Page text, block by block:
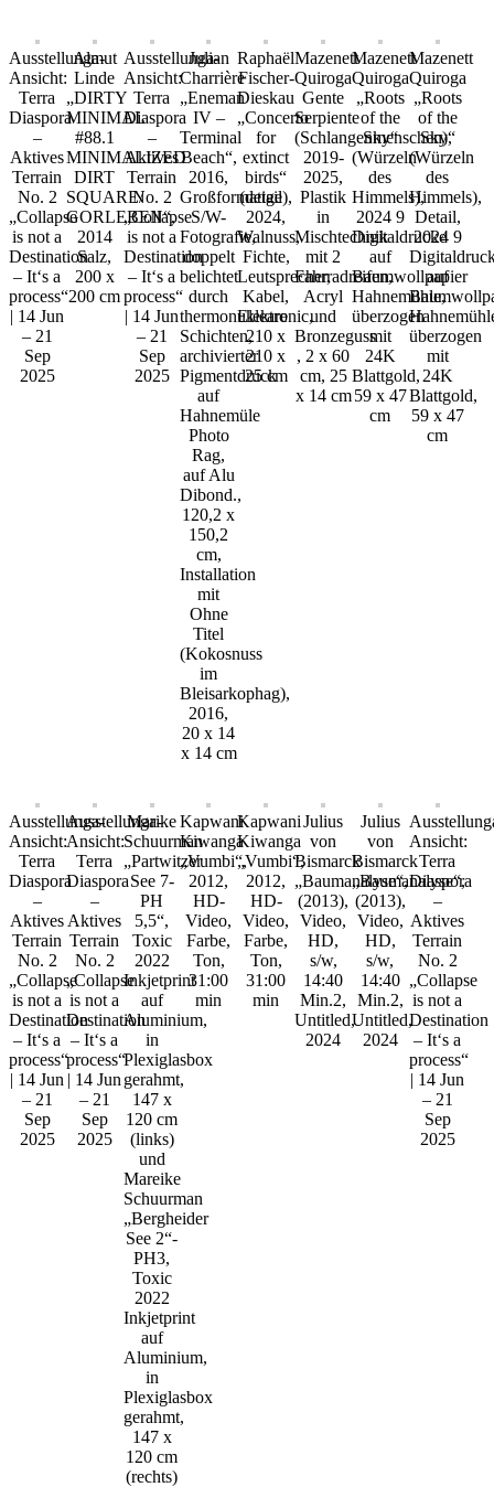
Ausstellunga-
Ansicht:
Terra
Diaspora
–
Aktives
Terrain
No. 2
„Collapse
is not a
Destination
– It‘s a
process“
| 14 Jun
– 21
Sep
2025
Almut
Linde
„DIRTY
MINIMAL
#88.1
MINIMALIZED
DIRT
SQUARE/
GORLEBEN“,
2014
Salz,
200 x
200 cm
Ausstellunga-
Ansicht:
Terra
Diaspora
–
Aktives
Terrain
No. 2
„Collapse
is not a
Destination
– It‘s a
process“
| 14 Jun
– 21
Sep
2025
Julian
Charrière
„Eneman
IV –
Terminal
Beach“,
2016,
Großformatige
S/W-
Fotografie,
doppelt
belichtet
durch
thermonukleare
Schichten,
archivierter
Pigmentdruck
auf
Hahnemüle
Photo
Rag,
auf Alu
Dibond.,
120,2 x
150,2
cm,
Installation
mit
Ohne
Titel
(Kokosnuss
im
Bleisarkophag),
2016,
20 x 14
x 14 cm
Raphaël
Fischer-
Dieskau
„Concerto
for
extinct
birds“
(detail),
2024,
Walnuss,
Fichte,
Leutsprecher,
Kabel,
Elektronic,
210 x
210 x
25 cm
Mazenett
Quiroga
Gente
Serpiente
(Schlangenmenschen),
2019-
2025,
Plastik
in
Mischtechnik
mit 2
Fahrradreifen,
Acryl
und
Bronzeguss
, 2 x 60
cm, 25
x 14 cm
Mazenett
Quiroga
„Roots
of the
Sky“
(Würzeln
des
Himmels),
2024 9
Digitaldrucke
auf
Baumwollpapier
Hahnemühle,
überzogen
mit
24K
Blattgold,
59 x 47
cm
Mazenett
Quiroga
„Roots
of the
Sky“
(Würzeln
des
Himmels),
Detail,
2024 9
auf
überzogen
mit
24K
Blattgold,
59 x 47
cm
Ausstellunga-
Ansicht:
Terra
Diaspora
–
Aktives
Terrain
No. 2
„Collapse
is not a
Destination
– It‘s a
process“
| 14 Jun
– 21
Sep
2025
Ausstellunga-
Ansicht:
Terra
Diaspora
–
Aktives
Terrain
No. 2
„Collapse
is not a
Destination
– It‘s a
process“
| 14 Jun
– 21
Sep
2025
Marike
Schuurman
„Partwitzer
See 7-
PH
5,5“,
Toxic
2022
Inkjetprint
auf
Aluminium,
in
Plexiglasbox
gerahmt,
147 x
120 cm
(links)
und
Mareike
Schuurman
„Bergheider
See 2“-
PH3,
Toxic
2022
Inkjetprint
auf
Aluminium,
in
Plexiglasbox
gerahmt,
147 x
120 cm
(rechts)
Kapwani
Kiwanga
„Vumbi“,
2012,
HD-
Video,
Farbe,
Ton,
31:00
min
Kapwani
Kiwanga
„Vumbi“,
2012,
HD-
Video,
Farbe,
Ton,
31:00
min
Julius
von
Bismarck
„Baumanalyse“,
(2013),
Video,
HD,
s/w,
14:40
Min.2,
Untitled,
2024
Julius
von
Bismarck
„Baumanalyse“,
(2013),
Video,
HD,
s/w,
14:40
Min.2,
Untitled,
2024
Ansicht:
Terra
Diaspora
–
Aktives
Terrain
No. 2
„Collapse
is not a
Destination
– It‘s a
process“
| 14 Jun
– 21
Sep
2025